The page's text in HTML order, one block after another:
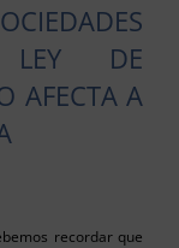
LEY DE
AFECTA A
recordar que